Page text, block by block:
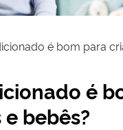
é bom para
é
bebês?